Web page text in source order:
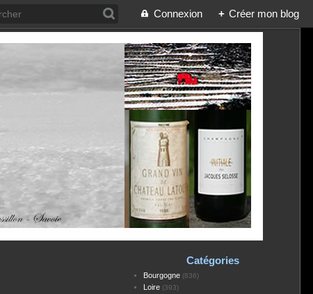
Connexion + Créer mon blog
Catégories
Bourgogne(836)
Loire(393)